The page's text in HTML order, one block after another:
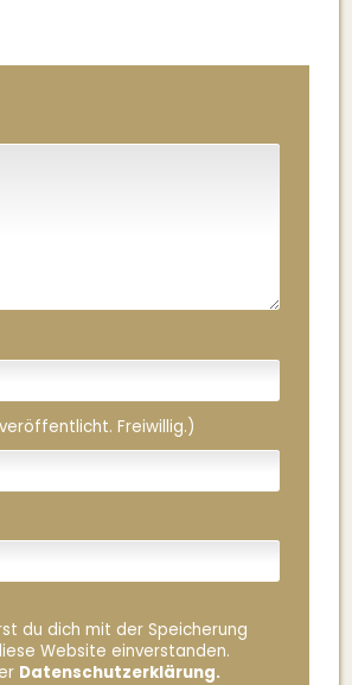
Freiwillig.)
du dich mit der Speicherung
Website einverstanden.
Datenschutzerklärung.